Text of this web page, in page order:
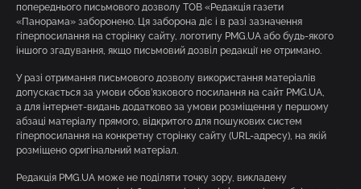
попереднього письмового дозволу ТОВ «Редакція газети
«Панорама» заборонено. Ця заборона діє і в разі зазначення
гіперпосилання на сторінку сайту, логотипу PMG.UA або будь-якого
іншого згадування, якщо письмовий дозвіл редакції не отримано.
У разі отримання письмового дозволу використання матеріалів
допускається за умови обов’язкового посилання на сайт PMG.UA,
а для інтернет-видань додатково за умови розміщення у першому
абзаці матеріалу прямого, відкритого для пошукових систем
гіперпосилання на конкретну сторінку сайту (URL-адресу), на якій
розміщено оригінальний матеріал.
Редакція PMG.UA може не поділяти точку зору, викладену